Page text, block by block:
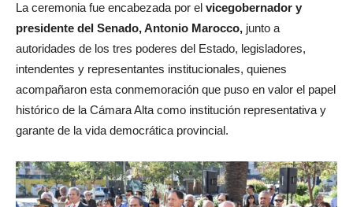
La ceremonia fue encabezada por el vicegobernador y
presidente del Senado, Antonio Marocco, junto a
autoridades de los tres poderes del Estado, legisladores,
intendentes y representantes institucionales, quienes
acompañaron esta conmemoración que puso en valor el papel
histórico de la Cámara Alta como institución representativa y
garante de la vida democrática provincial.